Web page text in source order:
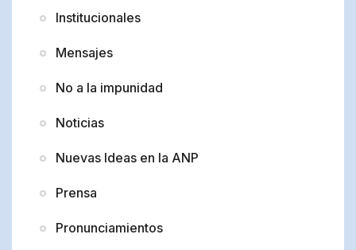
Institucionales
Mensajes
No a la impunidad
Noticias
Nuevas Ideas en la ANP
Prensa
Pronunciamientos